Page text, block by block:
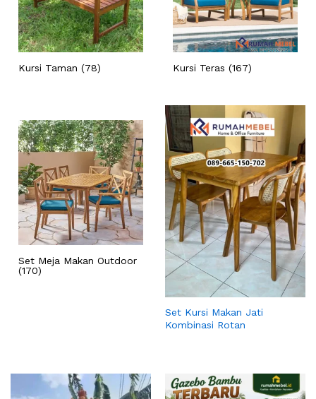
Kursi Taman (78) Kursi Teras (167)
Set Meja Makan Outdoor
(170)
Set Kursi Makan Jati
Kombinasi Rotan